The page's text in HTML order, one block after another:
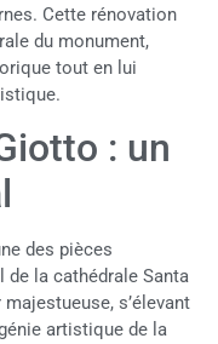
Cette rénovation
du monument,
tout en lui
: un
des pièces
la cathédrale Santa
s’élevant
artistique de la